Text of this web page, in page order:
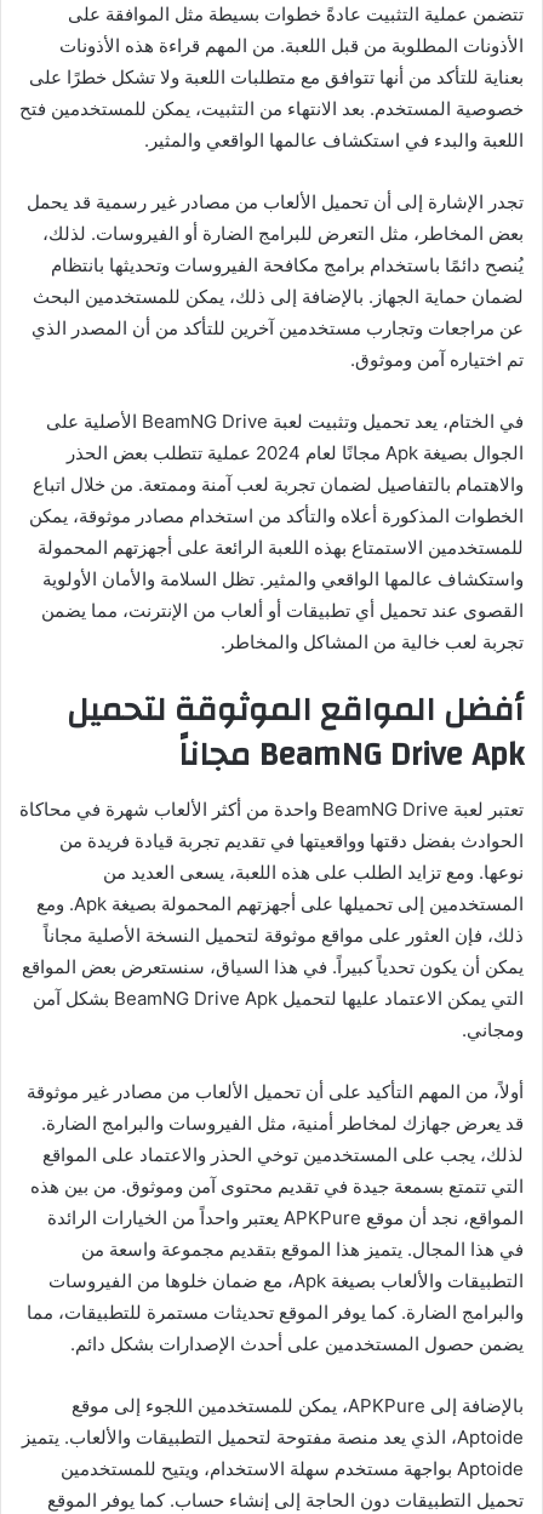
تتضمن عملية التثبيت عادةً خطوات بسيطة مثل الموافقة على
الأذونات المطلوبة من قبل اللعبة. من المهم قراءة هذه الأذونات
بعناية للتأكد من أنها تتوافق مع متطلبات اللعبة ولا تشكل خطرًا على
خصوصية المستخدم. بعد الانتهاء من التثبيت، يمكن للمستخدمين فتح
اللعبة والبدء في استكشاف عالمها الواقعي والمثير.
تجدر الإشارة إلى أن تحميل الألعاب من مصادر غير رسمية قد يحمل
بعض المخاطر، مثل التعرض للبرامج الضارة أو الفيروسات. لذلك،
يُنصح دائمًا باستخدام برامج مكافحة الفيروسات وتحديثها بانتظام
لضمان حماية الجهاز. بالإضافة إلى ذلك، يمكن للمستخدمين البحث
عن مراجعات وتجارب مستخدمين آخرين للتأكد من أن المصدر الذي
تم اختياره آمن وموثوق.
في الختام، يعد تحميل وتثبيت لعبة BeamNG Drive الأصلية على
الجوال بصيغة Apk مجانًا لعام 2024 عملية تتطلب بعض الحذر
والاهتمام بالتفاصيل لضمان تجربة لعب آمنة وممتعة. من خلال اتباع
الخطوات المذكورة أعلاه والتأكد من استخدام مصادر موثوقة، يمكن
للمستخدمين الاستمتاع بهذه اللعبة الرائعة على أجهزتهم المحمولة
واستكشاف عالمها الواقعي والمثير. تظل السلامة والأمان الأولوية
القصوى عند تحميل أي تطبيقات أو ألعاب من الإنترنت، مما يضمن
تجربة لعب خالية من المشاكل والمخاطر.
أفضل المواقع الموثوقة لتحميل
BeamNG Drive Apk مجاناً
تعتبر لعبة BeamNG Drive واحدة من أكثر الألعاب شهرة في محاكاة
الحوادث بفضل دقتها وواقعيتها في تقديم تجربة قيادة فريدة من
نوعها. ومع تزايد الطلب على هذه اللعبة، يسعى العديد من
المستخدمين إلى تحميلها على أجهزتهم المحمولة بصيغة Apk. ومع
ذلك، فإن العثور على مواقع موثوقة لتحميل النسخة الأصلية مجاناً
يمكن أن يكون تحدياً كبيراً. في هذا السياق، سنستعرض بعض المواقع
التي يمكن الاعتماد عليها لتحميل BeamNG Drive Apk بشكل آمن
ومجاني.
أولاً، من المهم التأكيد على أن تحميل الألعاب من مصادر غير موثوقة
قد يعرض جهازك لمخاطر أمنية، مثل الفيروسات والبرامج الضارة.
لذلك، يجب على المستخدمين توخي الحذر والاعتماد على المواقع
التي تتمتع بسمعة جيدة في تقديم محتوى آمن وموثوق. من بين هذه
المواقع، نجد أن موقع APKPure يعتبر واحداً من الخيارات الرائدة
في هذا المجال. يتميز هذا الموقع بتقديم مجموعة واسعة من
التطبيقات والألعاب بصيغة Apk، مع ضمان خلوها من الفيروسات
والبرامج الضارة. كما يوفر الموقع تحديثات مستمرة للتطبيقات، مما
يضمن حصول المستخدمين على أحدث الإصدارات بشكل دائم.
بالإضافة إلى APKPure، يمكن للمستخدمين اللجوء إلى موقع
Aptoide، الذي يعد منصة مفتوحة لتحميل التطبيقات والألعاب. يتميز
Aptoide بواجهة مستخدم سهلة الاستخدام، ويتيح للمستخدمين
تحميل التطبيقات دون الحاجة إلى إنشاء حساب. كما يوفر الموقع